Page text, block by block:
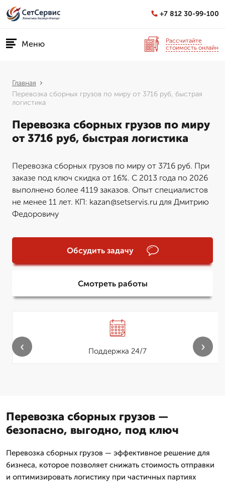
+7 812 30-99-100
Меню
Рассчитайте
стоимость онлайн
Главная
Перевозка сборных грузов по миру от 3716 руб, быстрая
логистика
Перевозка сборных грузов по миру
от 3716 руб, быстрая логистика
Перевозка сборных грузов по миру от 3716 руб. При
заказе под ключ скидка от 16%. С 2013 года по 2026
выполнено более 4119 заказов. Опыт специалистов
не менее 11 лет. КП: kazan@setservis.ru для Дмитрию
Федоровичу
Обсудить задачу
Смотреть работы
Поддержка 24/7
‹ ›
Перевозка сборных грузов —
безопасно, выгодно, под ключ
Перевозка сборных грузов — эффективное решение для
бизнеса, которое позволяет снижать стоимость отправки
и оптимизировать логистику при частичных партиях